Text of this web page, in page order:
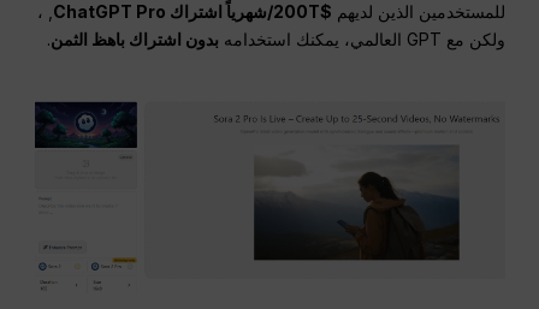
للمستخدمين الذين لديهم $200T/شهرياً اشتراك ChatGPT Pro
, ،
ولكن مع GPT العالمي، يمكنك استخدامه
بدون اشتراك باهظ الثمن.